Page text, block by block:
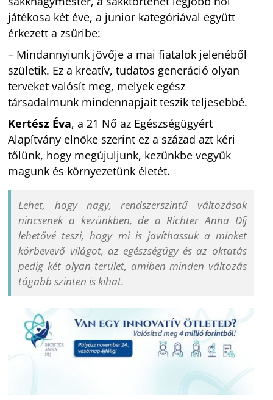
játékosa két éve, a junior kategóriával együtt
érkezett a zsűribe:
– Mindannyiunk jövője a mai fiatalok jelenéből
születik. Ez a kreatív, tudatos generáció olyan
terveket valósít meg, melyek egész
társadalmunk mindennapjait teszik teljesebbé.
Kertész Éva, a 21 Nő az Egészségügyért
Alapítvány elnöke szerint ez a század azt kéri
tőlünk, hogy megújuljunk, kezünkbe vegyük
magunk és környezetünk életét.
Lehet, hogy nagy, rendszerszintű változások
nincsenek a kezünkben, de a Richter Anna Díj
lehetővé teszi, hogy mi is javíthassuk a minket
körbevevő világot, az egészségügy és az oktatás
pedig két olyan terület, amiben minden változás
tágabb szinten is kihat.